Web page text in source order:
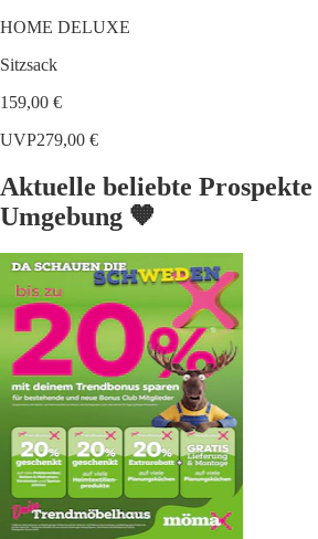
HOME DELUXE
Sitzsack
159,00 €
UVP279,00 €
Aktuelle beliebte Prospekte
Umgebung 🧡